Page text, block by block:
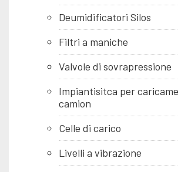
Deumidificatori Silos
Filtri a maniche
Valvole di sovrapressione
Impiantisitca per
camion
Celle di carico
Livelli a vibrazione